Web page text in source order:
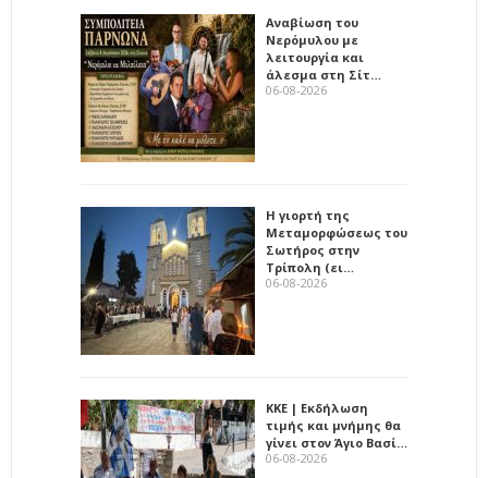
Αναβίωση του
Νερόμυλου με
λειτουργία και
άλεσμα στη Σίτ…
06-08-2026
Η γιορτή της
Μεταμορφώσεως του
Σωτήρος στην
Τρίπολη (ει…
06-08-2026
ΚΚΕ | Εκδήλωση
τιμής και μνήμης θα
γίνει στον Άγιο Βασί…
06-08-2026